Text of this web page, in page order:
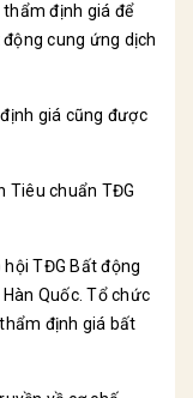
định giá để
cung ứng dịch
giá cũng được
chuẩn TĐG
TĐG Bất động
Quốc. Tổ chức
định giá bất